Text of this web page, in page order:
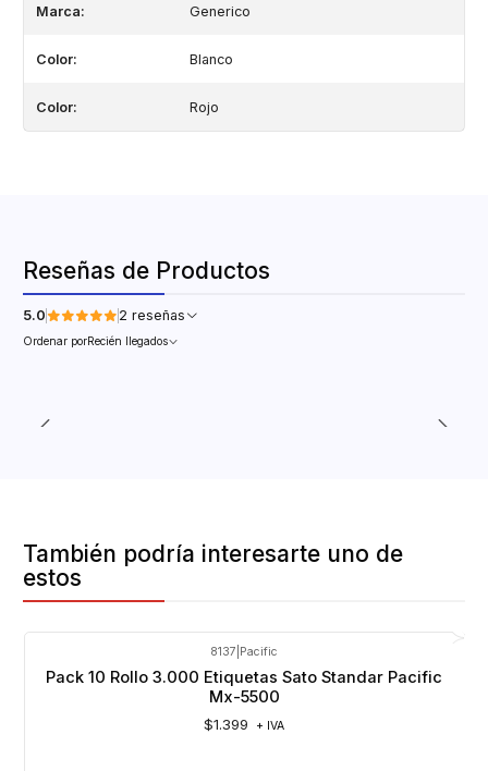
Marca: Generico
Color: Blanco
Color: Rojo
Reseñas de Productos
5.0 2 reseñas
Ordenar porRecién llegados
También podría interesarte uno de
estos
8137 Pacific
Pack 10 Rollo 3.000 Etiquetas Sato Standar Pacific
Mx-5500
$1.399 + IVA